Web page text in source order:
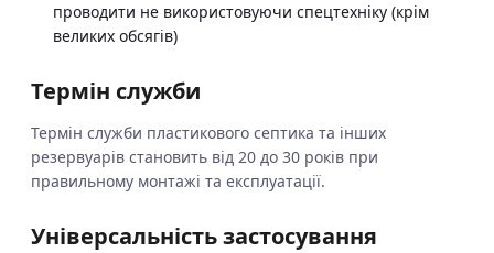
проводити не використовуючи спецтехніку (крім
великих обсягів)
Термін служби
Термін служби пластикового септика та інших
резервуарів становить від 20 до 30 років при
правильному монтажі та експлуатації.
Універсальність застосування